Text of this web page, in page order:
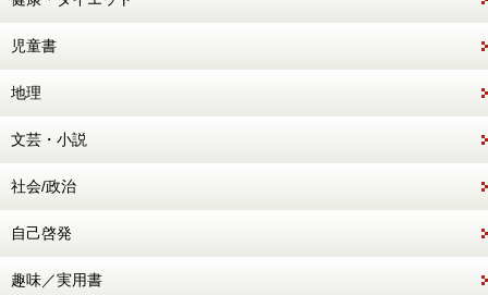
児童書
地理
文芸・小説
社会/政治
自己啓発
趣味／実用書